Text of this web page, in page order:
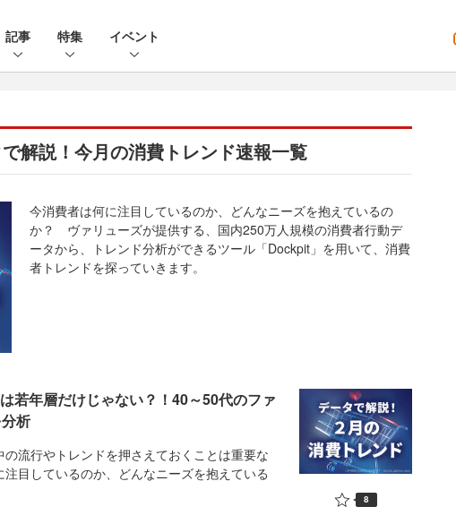
記事 特集 イベント
解説！今月の消費トレンド速報一覧
今消費者は何に注目しているのか、どんなニーズを抱えているの
か？ ヴァリューズが提供する、国内250万人規模の消費者行動デ
ータから、トレンド分析ができるツール「Dockpit」を用いて、消費
者トレンドを探っていきます。
若年層だけじゃない？！40～50代のファ
析
流行やトレンドを押さえておくことは重要な
目しているのか、どんなニーズを抱えている
8